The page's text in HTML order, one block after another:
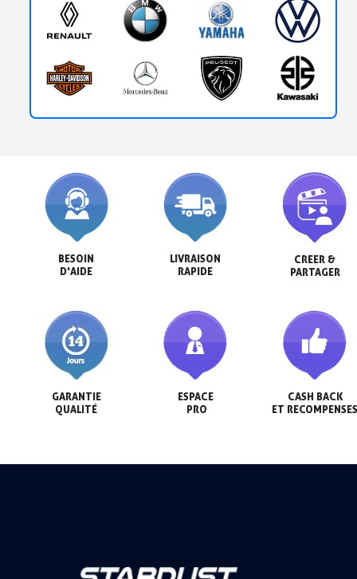
BESOIN
D'AIDE
LIVRAISON
RAPIDE
CREER &
PARTAGER
GARANTIE
QUALITÉ
ESPACE
PRO
CASH BACK
ET